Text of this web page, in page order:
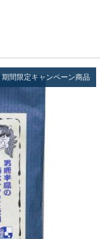
期間限定キャンペーン商品